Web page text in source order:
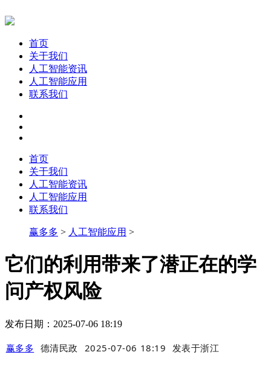
首页
关于我们
人工智能资讯
人工智能应用
联系我们
首页
关于我们
人工智能资讯
人工智能应用
联系我们
赢多多 > 人工智能应用 >
它们的利用带来了潜正在的学
问产权风险
发布日期：2025-07-06 18:19
赢多多 德清民政 2025-07-06 18:19 发表于浙江